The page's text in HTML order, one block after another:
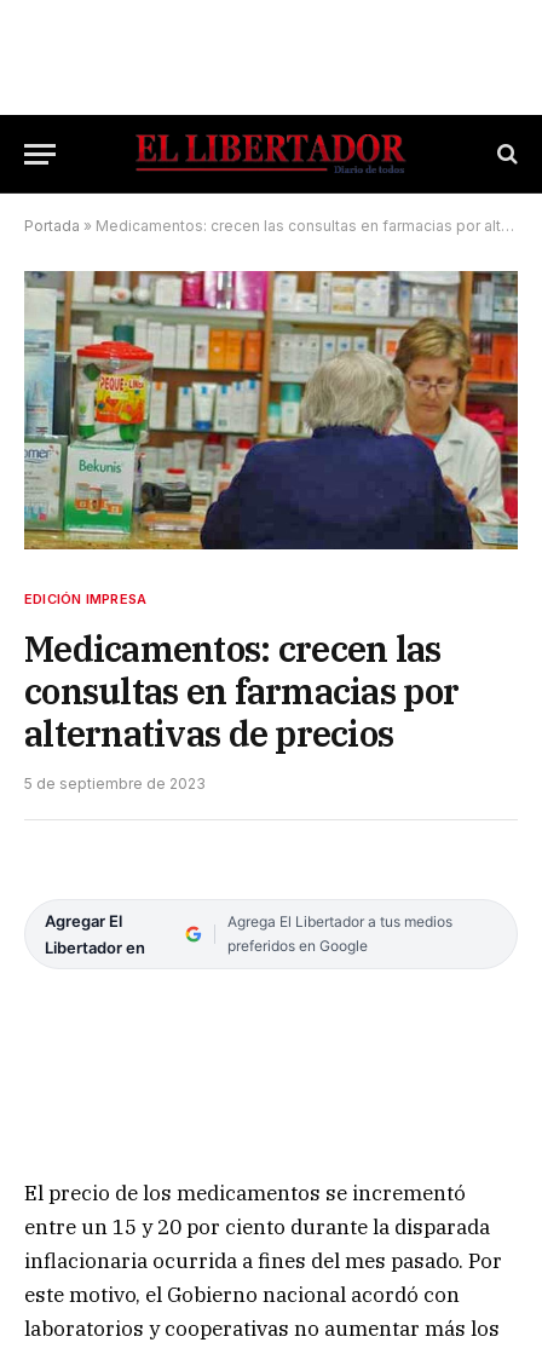
Portada » Medicamentos: crecen las consultas en farmacias por alternativas de precios
EDICIÓN IMPRESA
Medicamentos: crecen las
consultas en farmacias por
alternativas de precios
5 de septiembre de 2023
Agregar El
Libertador en
Agrega El Libertador a tus medios
preferidos en Google
El precio de los medicamentos se incrementó
entre un 15 y 20 por ciento durante la disparada
inflacionaria ocurrida a fines del mes pasado. Por
este motivo, el Gobierno nacional acordó con
laboratorios y cooperativas no aumentar más los